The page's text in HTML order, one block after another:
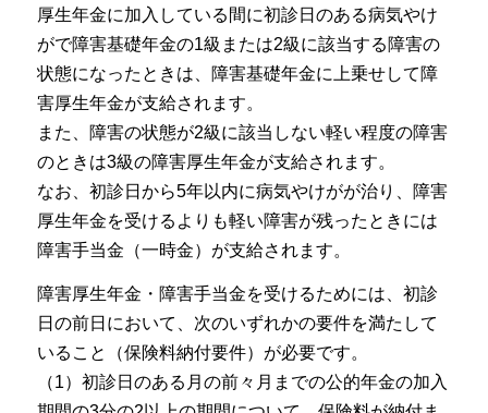
厚生年金に加入している間に初診日のある病気やけ
がで障害基礎年金の1級または2級に該当する障害の
状態になったときは、障害基礎年金に上乗せして障
害厚生年金が支給されます。
また、障害の状態が2級に該当しない軽い程度の障害
のときは3級の障害厚生年金が支給されます。
なお、初診日から5年以内に病気やけがが治り、障害
厚生年金を受けるよりも軽い障害が残ったときには
障害手当金（一時金）が支給されます。
障害厚生年金・障害手当金を受けるためには、初診
日の前日において、次のいずれかの要件を満たして
いること（保険料納付要件）が必要です。
（1）初診日のある月の前々月までの公的年金の加入